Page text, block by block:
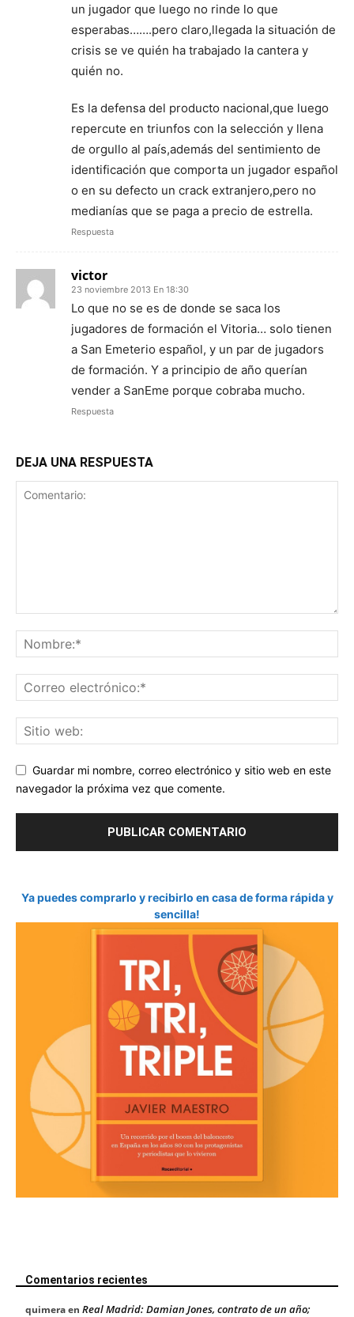
un jugador que luego no rinde lo que
esperabas…….pero claro,llegada la situación de
crisis se ve quién ha trabajado la cantera y
quién no.
Es la defensa del producto nacional,que luego
repercute en triunfos con la selección y llena
de orgullo al país,además del sentimiento de
identificación que comporta un jugador español
o en su defecto un crack extranjero,pero no
medianías que se paga a precio de estrella.
Respuesta
victor
23 noviembre 2013 En 18:30
Lo que no se es de donde se saca los
jugadores de formación el Vitoria… solo tienen
a San Emeterio español, y un par de jugadors
de formación. Y a principio de año querían
vender a SanEme porque cobraba mucho.
Respuesta
DEJA UNA RESPUESTA
Guardar mi nombre, correo electrónico y sitio web en este
navegador la próxima vez que comente.
Ya puedes comprarlo y recibirlo en casa de forma rápida y
sencilla!
Comentarios recientes
quimeraen Real Madrid: Damian Jones, contrato de un año;